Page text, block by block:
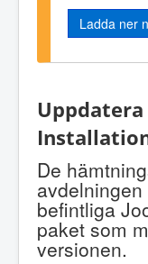
Ladda ner
De
befintliga
paket som
versionen.